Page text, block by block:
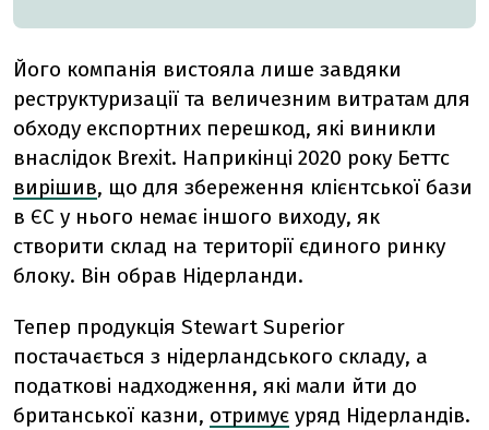
Його компанія вистояла лише завдяки
реструктуризації та величезним витратам для
обходу експортних перешкод, які виникли
внаслідок Brexit. Наприкінці 2020 року Беттс
вирішив, що для збереження клієнтської бази
в ЄС у нього немає іншого виходу, як
створити склад на території єдиного ринку
блоку. Він обрав Нідерланди.
Тепер продукція Stewart Superior
постачається з нідерландського складу, а
податкові надходження, які мали йти до
британської казни, отримує уряд Нідерландів.